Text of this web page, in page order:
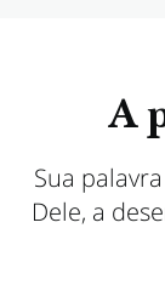
A
Sua
Dele, a